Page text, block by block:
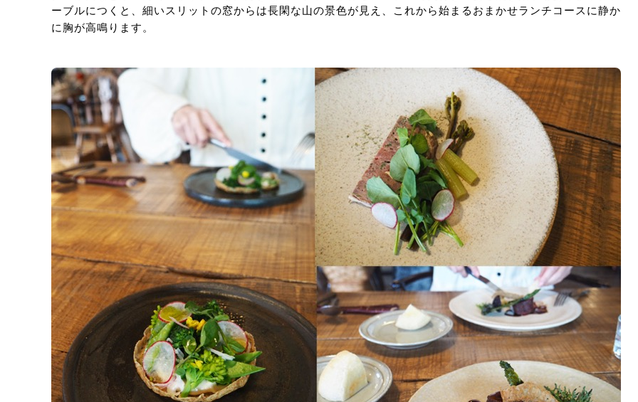
ーブルにつくと、細いスリットの窓からは長閑な山の景色が見え、これから始まるおまかせランチコースに静か
に胸が高鳴ります。